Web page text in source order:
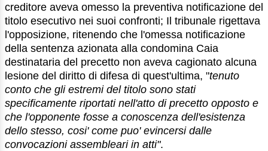
creditore aveva omesso la preventiva notificazione del
titolo esecutivo nei suoi confronti; Il tribunale rigettava
l'opposizione, ritenendo che l'omessa notificazione
della sentenza azionata alla condomina Caia
destinataria del precetto non aveva cagionato alcuna
lesione del diritto di difesa di quest'ultima, "tenuto
conto che gli estremi del titolo sono stati
specificamente riportati nell'atto di precetto opposto e
che l'opponente fosse a conoscenza dell'esistenza
dello stesso, cosi' come puo' evincersi dalle
convocazioni assembleari in atti".